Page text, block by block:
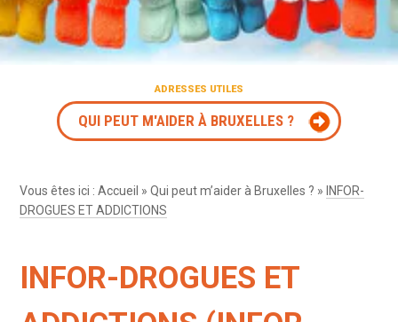
ADRESSES UTILES
QUI PEUT M'AIDER À BRUXELLES ?
Vous êtes ici :Accueil »Qui peut m’aider à Bruxelles ? » INFOR-
DROGUES ET ADDICTIONS
INFOR-DROGUES ET